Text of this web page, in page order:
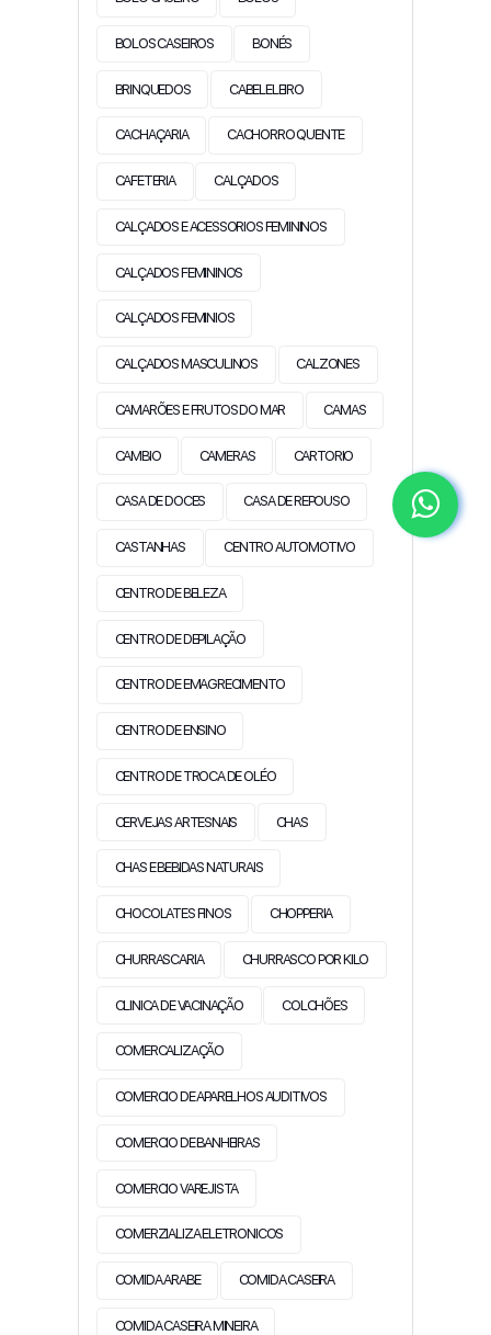
BOLOS CASEIROS BONÉS
BRINQUEDOS CABELELEIRO
CACHAÇARIA CACHORRO QUENTE
CAFETERIA CALÇADOS
CALÇADOS E ACESSORIOS FEMININOS
CALÇADOS FEMININOS
CALÇADOS FEMINIOS
CALÇADOS MASCULINOS CALZONES
CAMARÕES E FRUTOS DO MAR CAMAS
CAMBIO CAMERAS CARTORIO
CASA DE DOCES CASA DE REPOUSO
CASTANHAS CENTRO AUTOMOTIVO
CENTRO DE BELEZA
CENTRO DE DEPILAÇÃO
CENTRO DE EMAGRECIMENTO
CENTRO DE ENSINO
CENTRO DE TROCA DE OLÉO
CERVEJAS ARTESNAIS CHAS
CHAS E BEBIDAS NATURAIS
CHOCOLATES FINOS CHOPPERIA
CHURRASCARIA CHURRASCO POR KILO
CLINICA DE VACINAÇÃO COLCHÕES
COMERCALIZAÇÃO
COMERCIO DE APARELHOS AUDITIVOS
COMERCIO DE BANHEIRAS
COMERCIO VAREJISTA
COMERZIALIZA ELETRONICOS
COMIDA ARABE COMIDA CASEIRA
COMIDA CASEIRA MINEIRA